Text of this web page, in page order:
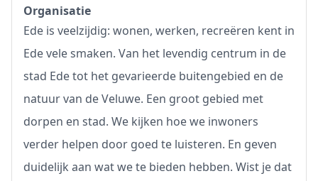
Organisatie
Ede is veelzijdig: wonen, werken, recreëren kent in
Ede vele smaken. Van het levendig centrum in de
stad Ede tot het gevarieerde buitengebied en de
natuur van de Veluwe. Een groot gebied met
dorpen en stad. We kijken hoe we inwoners
verder helpen door goed te luisteren. En geven
duidelijk aan wat we te bieden hebben. Wist je dat